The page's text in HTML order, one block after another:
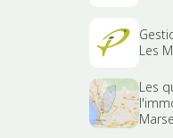
Les
Les